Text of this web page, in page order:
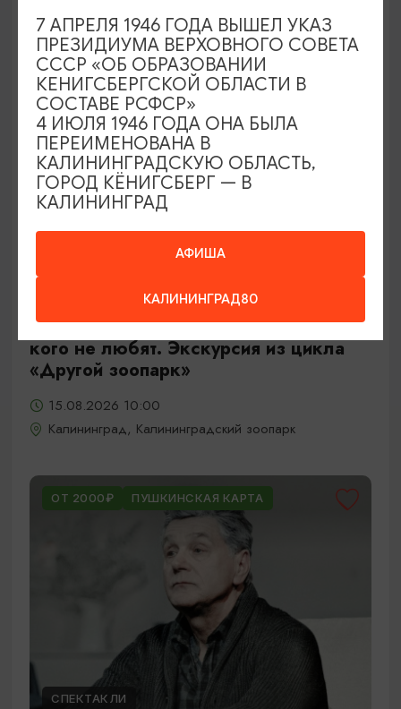
ОТ 500₽
Тайны панциря и чешуи или о тех,
кого не любят. Экскурсия из цикла
«Другой зоопарк»
15.08.2026 10:00
Калининград, Калининградский зоопарк
ОТ 2000₽ ПУШКИНСКАЯ КАРТА
СПЕКТАКЛИ
АФИША
КАЛИНИНГРАД80
7 АПРЕЛЯ 1946 ГОДА ВЫШЕЛ УКАЗ
ПРЕЗИДИУМА ВЕРХОВНОГО СОВЕТА
СССР «ОБ ОБРАЗОВАНИИ
КЕНИГСБЕРГСКОЙ ОБЛАСТИ В
СОСТАВЕ РСФСР»
4 ИЮЛЯ 1946 ГОДА ОНА БЫЛА
ПЕРЕИМЕНОВАНА В
КАЛИНИНГРАДСКУЮ ОБЛАСТЬ,
ГОРОД КЁНИГСБЕРГ — В
КАЛИНИНГРАД